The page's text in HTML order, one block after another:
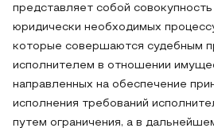
представляет собой
юридически необходимых
которые совершаются судебным
исполнителем в отношении
направленных на обеспечение
исполнения требований
путем ограничения, а в